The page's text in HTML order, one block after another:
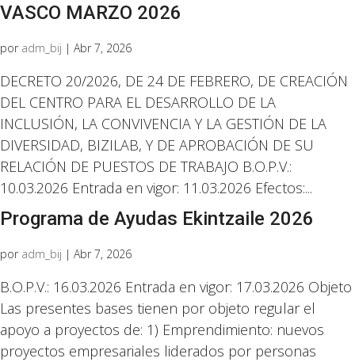
VASCO MARZO 2026
por adm_bij | Abr 7, 2026
DECRETO 20/2026, DE 24 DE FEBRERO, DE CREACIÓN
DEL CENTRO PARA EL DESARROLLO DE LA
INCLUSIÓN, LA CONVIVENCIA Y LA GESTIÓN DE LA
DIVERSIDAD, BIZILAB, Y DE APROBACIÓN DE SU
RELACIÓN DE PUESTOS DE TRABAJO B.O.P.V.:
10.03.2026 Entrada en vigor: 11.03.2026 Efectos:...
Programa de Ayudas Ekintzaile 2026
por adm_bij | Abr 7, 2026
B.O.P.V.: 16.03.2026 Entrada en vigor: 17.03.2026 Objeto
Las presentes bases tienen por objeto regular el
apoyo a proyectos de: 1) Emprendimiento: nuevos
proyectos empresariales liderados por personas